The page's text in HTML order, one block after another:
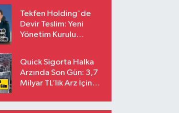
Tekfen Holding'de
Devir Teslim: Yeni
Yönetim Kurulu
Quick Sigorta Halka
Arzında Son Gün: 3,7
Milyar TL’lik Arz İçin
Eriyor